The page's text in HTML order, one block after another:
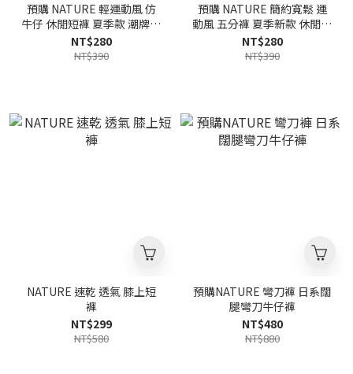
預購 NATURE 輕運動風 仿
牛仔 休閒短褲 夏季款 潮牌寬
鬆 透氣五分褲
NT$280
NT$390
預購 NATURE 簡約寬鬆 運
動風 五分褲 夏季新款 休閒短
褲 質感百搭
NT$280
NT$390
NATURE 速乾 透氣 膝上短
褲
NT$299
NT$580
預購NATURE 彎刀褲 日系闊
腿彎刀牛仔褲
NT$480
NT$880